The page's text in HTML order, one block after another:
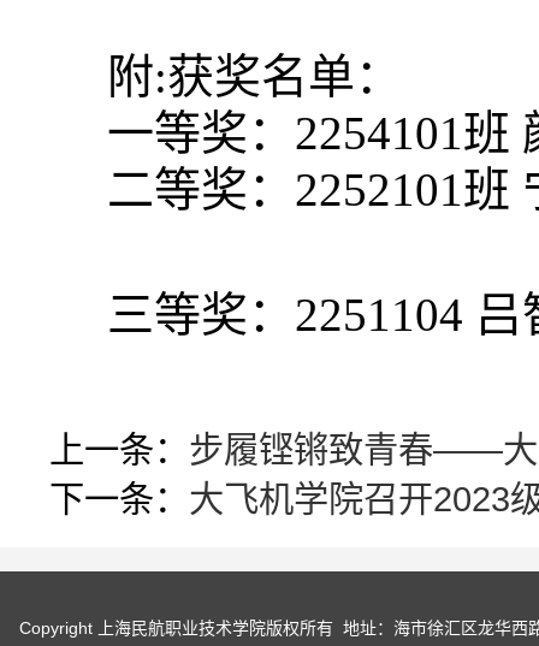
附:获奖名单：
一等奖： 2254101班
二等奖： 2252101班
三等奖： 2251104
上一条： 步履铿锵致青春——大
下一条： 大飞机学院召开2023
Copyright 上海民航职业技术学院版权所有 地址：海市徐汇区龙华